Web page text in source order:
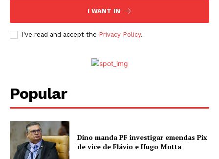
I WANT IN
I've read and accept the Privacy Policy.
Popular
Dino manda PF investigar emendas Pix
de vice de Flávio e Hugo Motta